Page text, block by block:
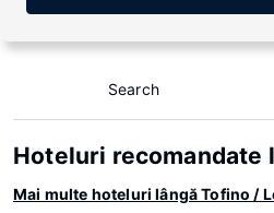
Search
Hoteluri recomandate
Mai multe hoteluri lângă Tofino /